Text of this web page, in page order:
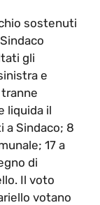
sostenuti
gli
e
liquida il
a Sindaco; 8
17 a
di
Il voto
votano